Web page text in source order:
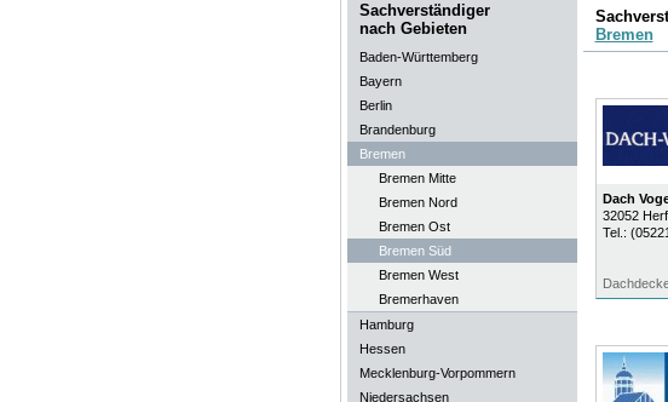
Sachverständiger
nach Gebieten
Baden-Württemberg
Bayern
Berlin
Brandenburg
Bremen
Bremen Mitte
Bremen Nord
Bremen Ost
Bremen Süd
Bremen West
Bremerhaven
Hamburg
Hessen
Mecklenburg-Vorpommern
Niedersachsen
Bremen
Dach
32052
Tel.: